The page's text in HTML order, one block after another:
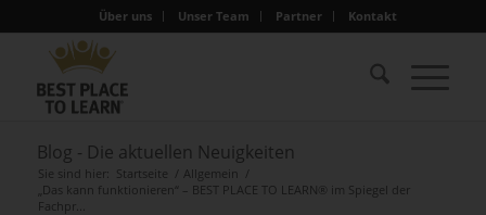
Über uns Unser Team Partner Kontakt
Blog - Die aktuellen Neuigkeiten
Sie sind hier: Startseite / Allgemein /
„Das kann funktionieren“ – BEST PLACE TO LEARN® im Spiegel der
Fachpr...